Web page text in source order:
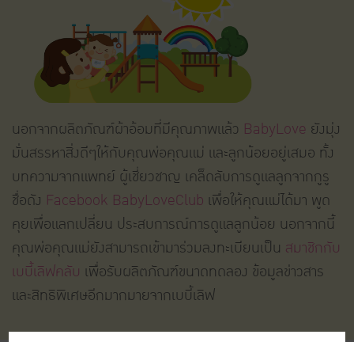
นอกจากผลิตภัณฑ์ผ้าอ้อมที่มีคุณภาพแล้ว BabyLove ยังมุ่ง
มั่นสรรหาสิ่งดีๆให้กับคุณพ่อคุณแม่ และลูกน้อยอยู่เสมอ ทั้ง
บทความจากแพทย์ ผู้เชี่ยวชาญ เคล็ดลับการดูแลลูกจากกูรู
ชื่อดัง Facebook BabyLoveClub เพื่อให้คุณแม่ได้มา พูด
คุยเพื่อแลกเปลี่ยน ประสบการณ์การดูแลลูกน้อย นอกจากนี้
คุณพ่อคุณแม่ยังสามารถเข้ามาร่วมลงทะเบียนเป็น สมาชิกกับ
เบบี้เลิฟคลับ เพื่อรับผลิตภัณฑ์ขนาดทดลอง ข้อมูลข่าวสาร
และสิทธิพิเศษอีกมากมายจากเบบี้เลิฟ